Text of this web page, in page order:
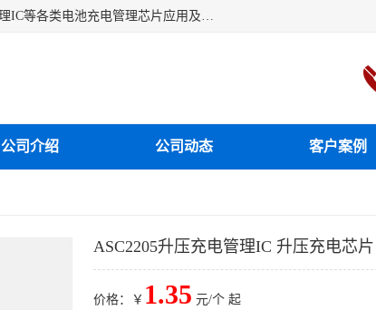
深圳市蓝鲸源科技有限公司是一家专注于开关型充电管理IC、线性充电管理IC、升压充电管理IC等各类电池充电管理芯片应用及芯片销售的企业，多年来公司为众多企业解决充电应用难题，设计缺陷，EMC超量等问题，是一家以充电技术指导为核心的充电芯片销售公司。
公司介绍 公司动态 客户案例
ASC2205升压充电管理IC 升压充电芯片
价格：￥ 1.35 元/个 起